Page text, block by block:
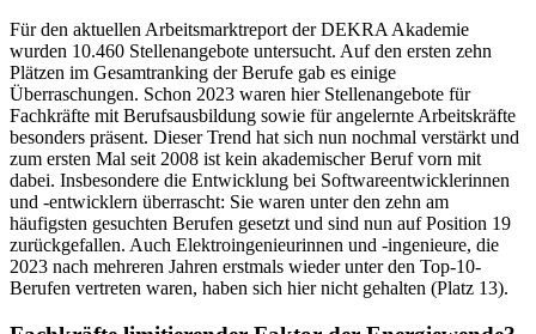
Für den aktuellen Arbeitsmarktreport der DEKRA Akademie
wurden 10.460 Stellenangebote untersucht. Auf den ersten zehn
Plätzen im Gesamtranking der Berufe gab es einige
Überraschungen. Schon 2023 waren hier Stellenangebote für
Fachkräfte mit Berufsausbildung sowie für angelernte Arbeitskräfte
besonders präsent. Dieser Trend hat sich nun nochmal verstärkt und
zum ersten Mal seit 2008 ist kein akademischer Beruf vorn mit
dabei. Insbesondere die Entwicklung bei Softwareentwicklerinnen
und -entwicklern überrascht: Sie waren unter den zehn am
häufigsten gesuchten Berufen gesetzt und sind nun auf Position 19
zurückgefallen. Auch Elektroingenieurinnen und -ingenieure, die
2023 nach mehreren Jahren erstmals wieder unter den Top-10-
Berufen vertreten waren, haben sich hier nicht gehalten (Platz 13).